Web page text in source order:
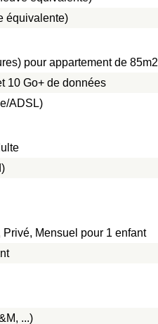
équivalente)
pour appartement de 85m2
10 Go+ de données
ADSL)
Mensuel pour 1 enfant
...)